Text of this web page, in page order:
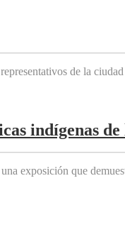
de la
indígenas
exposición que